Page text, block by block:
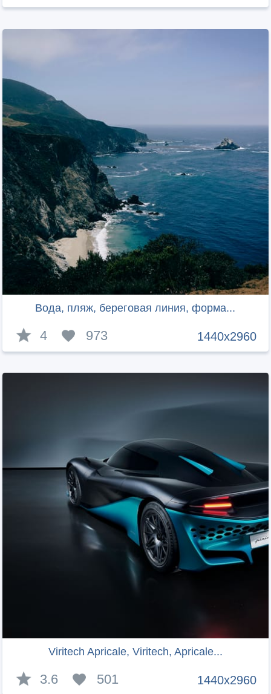
Вода, пляж, береговая линия, форма...
1440x2960
4 973
Viritech Apricale, Viritech, Apricale...
1440x2960
3.6 501